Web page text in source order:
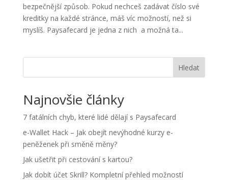
bezpečnější způsob. Pokud nechceš zadávat číslo své
kreditky na každé stránce, máš víc možností, než si
myslíš. Paysafecard je jedna z nich a možná ta...
Hledat
Najnovšie články
7 fatálních chyb, které lidé dělají s Paysafecard
e-Wallet Hack – Jak obejít nevýhodné kurzy e-
peněženek při směně měny?
Jak ušetřit při cestování s kartou?
Jak dobít účet Skrill? Kompletní přehled možností